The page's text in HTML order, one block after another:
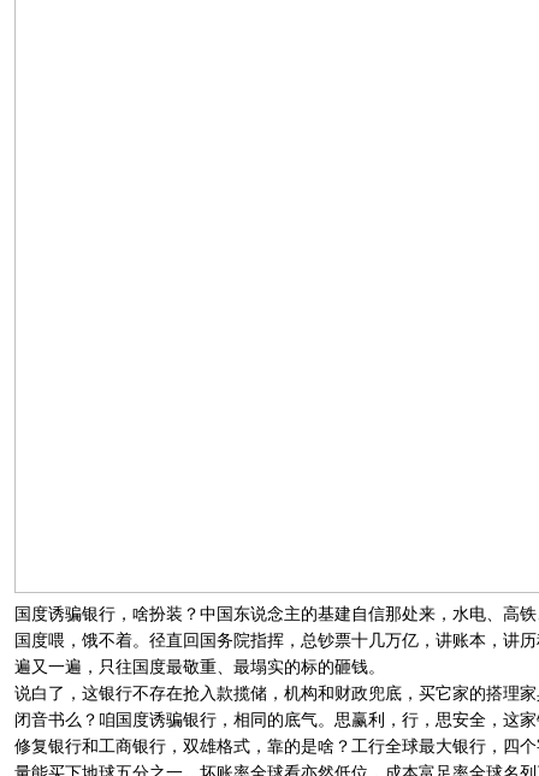
国度诱骗银行，啥扮装？中国东说念主的基建自信那处来，水电、高
国度喂，饿不着。径直回国务院指挥，总钞票十几万亿，讲账本，讲
遍又一遍，只往国度最敬重、最塌实的标的砸钱。
说白了，这银行不存在抢入款揽储，机构和财政兜底，买它家的搭理
闭音书么？咱国度诱骗银行，相同的底气。思赢利，行，思安全，这
修复银行和工商银行，双雄格式，靠的是啥？工行全球最大银行，四